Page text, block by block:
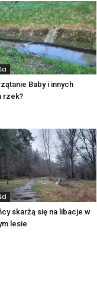
Baby i innych
rzek?
skarżą się na libacje w
lesie